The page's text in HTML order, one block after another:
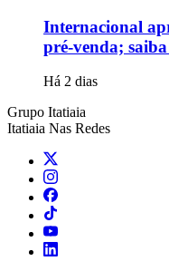
Internacional
pré-venda;
Há 2 dias
Grupo Itatiaia
Itatiaia Nas Redes